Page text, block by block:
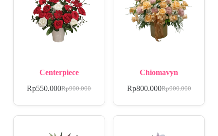
Centerpiece
Rp900.000
Rp550.000
Chiomavyn
Rp900.000
Rp800.000